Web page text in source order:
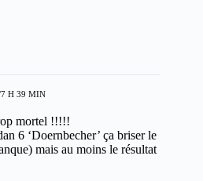
H 39 MIN
mortel !!!!!
6 ‘Doernbecher’ ça briser le
mais au moins le résultat